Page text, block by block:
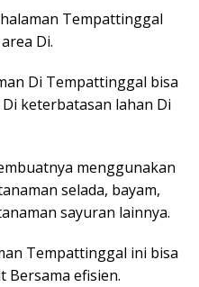
Tempattinggal
Di.
Di Tempattinggal bisa
keterbatasan lahan Di
menggunakan
selada, bayam,
sayuran lainnya.
Tempattinggal ini bisa
Bersama efisien.